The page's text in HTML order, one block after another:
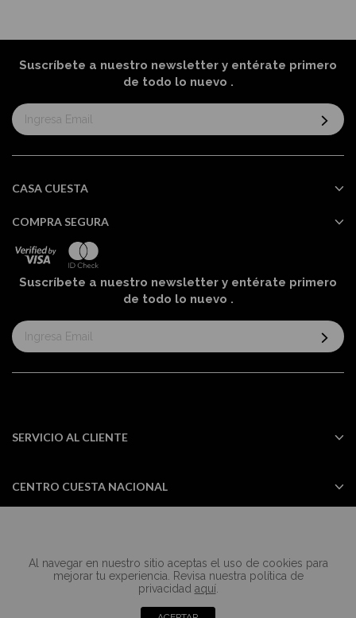
Al navegar en nuestro sitio aceptas el uso de cookies para
mejorar tu experiencia. Revisa nuestra política de
privacidad aquí.
Suscríbete a nuestro newsletter y entérate primero
de todo lo nuevo .
Suscríbase
al
informativo:
CASA CUESTA
COMPRA SEGURA
Suscríbete a nuestro newsletter y entérate primero
de todo lo nuevo .
Suscríbase
al
informativo:
SERVICIO AL CLIENTE
CENTRO CUESTA NACIONAL
Todos los derechos reservados Casa
Cuesta ©2024